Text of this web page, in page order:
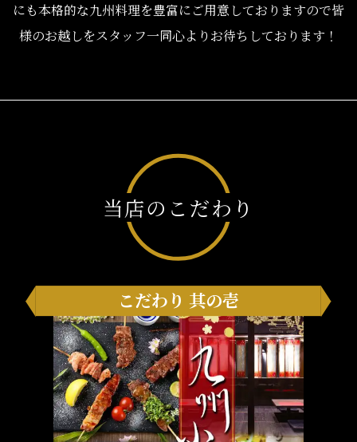
にも本格的な九州料理を豊富にご用意しておりますので皆
様のお越しをスタッフ一同心よりお待ちしております！
当店のこだわり
こだわり 其の壱